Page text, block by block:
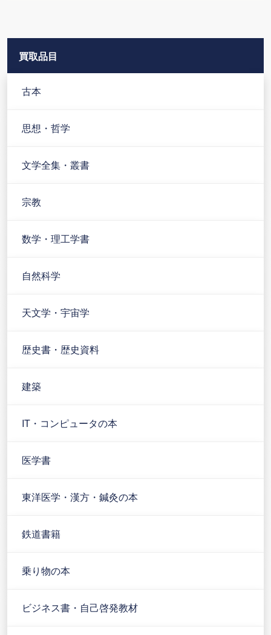
買取品目
古本
思想・哲学
文学全集・叢書
宗教
数学・理工学書
自然科学
天文学・宇宙学
歴史書・歴史資料
建築
IT・コンピュータの本
医学書
東洋医学・漢方・鍼灸の本
鉄道書籍
乗り物の本
ビジネス書・自己啓発教材